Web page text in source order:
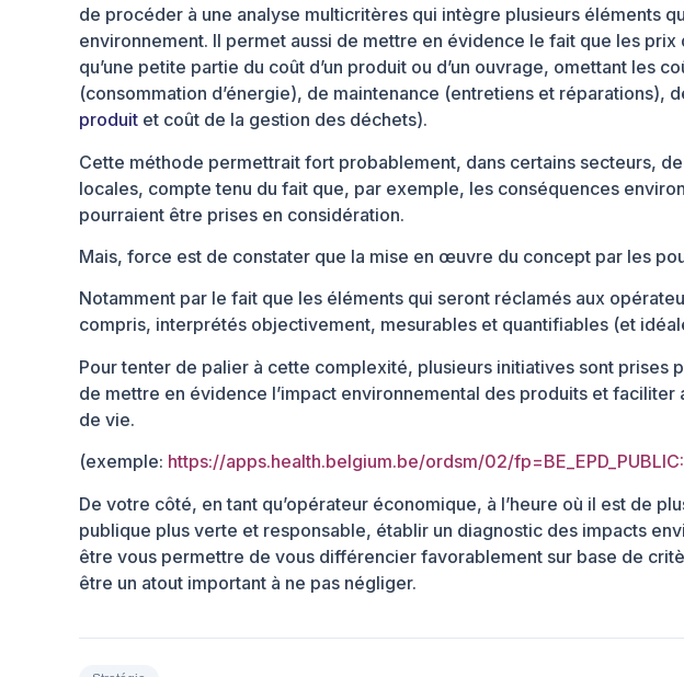
de procéder à une analyse multicritères qui intègre plusieurs éléments
environnement. Il permet aussi de mettre en évidence le fait que les
qu’une petite partie du coût d’un produit ou d’un ouvrage, omettant les
(consommation d’énergie), de maintenance (entretiens et réparations),
produit et coût de la gestion des déchets).
Cette méthode permettrait fort probablement, dans certains secteurs,
locales, compte tenu du fait que, par exemple, les conséquences
pourraient être prises en considération.
Mais, force est de constater que la mise en œuvre du concept par les
Notamment par le fait que les éléments qui seront réclamés aux
compris, interprétés objectivement, mesurables et quantifiables (et
Pour tenter de palier à cette complexité, plusieurs initiatives sont prises
de mettre en évidence l’impact environnemental des produits et faciliter
de vie.
(exemple: https://apps.health.belgium.be/ordsm/02/
De votre côté, en tant qu’opérateur économique, à l’heure où il est de
publique plus verte et responsable, établir un diagnostic des impacts
être vous permettre de vous différencier favorablement sur base de
être un atout important à ne pas négliger.